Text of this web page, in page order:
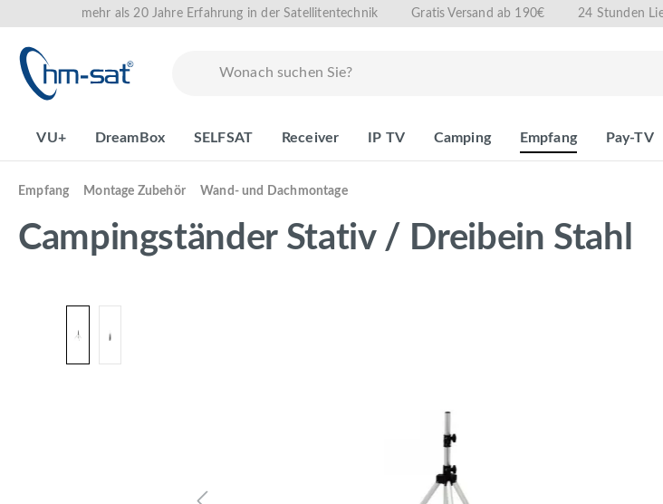
Zur Hauptnavigation springen
mehr als 20 Jahre Erfahrung in der Satellitentechnik Gratis Versand ab 190€ 24 Stunden
VU+ DreamBox SELFSAT Receiver IP TV Camping Empfang Pay-TV
Empfang Montage Zubehör Wand- und Dachmontage
Campingständer Stativ / Dreibein Stahl